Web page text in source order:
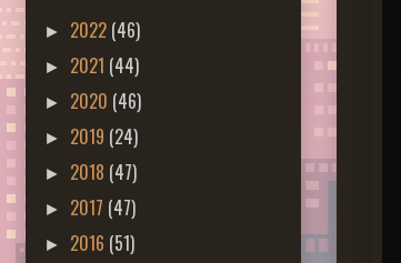
► 2022 (46)
► 2021 (44)
► 2020 (46)
► 2019 (24)
► 2018 (47)
► 2017 (47)
► 2016 (51)